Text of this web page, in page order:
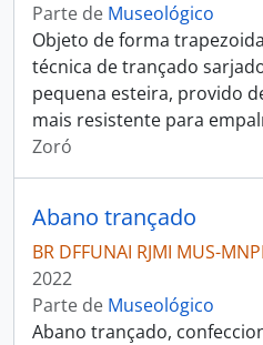
Parte de Museológico
Objeto de forma
técnica de trançado
pequena esteira, provido
mais resistente para
Zoró
Abano trançado
BR DFFUNAI RJMI MUS-
2022
Parte de Museológico
Abano trançado,